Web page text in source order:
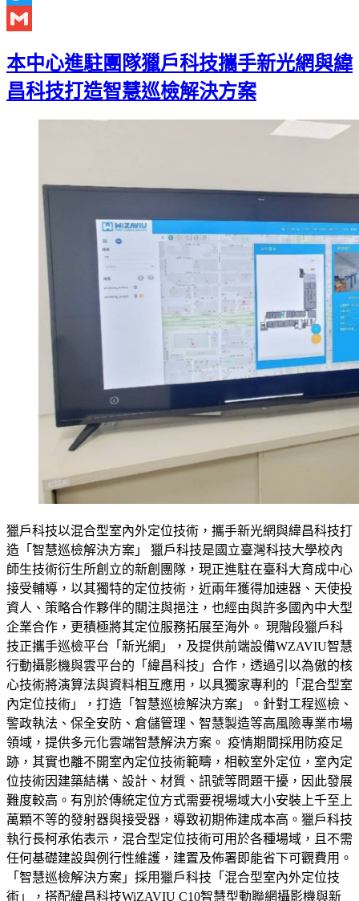
Twitter
本中心進駐團隊獵戶科技攜手新光網與緯
昌科技打造智慧巡檢解決方案
獵戶科技以混合型室內外定位技術，攜手新光網與緯昌科技打
造「智慧巡檢解決方案」 獵戶科技是國立臺灣科技大學校內
師生技術衍生所創立的新創團隊，現正進駐在臺科大育成中心
接受輔導，以其獨特的定位技術，近兩年獲得加速器、天使投
資人、策略合作夥伴的關注與挹注，也經由與許多國內中大型
企業合作，更積極將其定位服務拓展至海外。 現階段獵戶科
技正攜手巡檢平台「新光網」，及提供前端設備WZAVIU智慧
行動攝影機與雲平台的「緯昌科技」合作，透過引以為傲的核
心技術將演算法與資料相互應用，以具獨家專利的「混合型室
內定位技術」，打造「智慧巡檢解決方案」。針對工程巡檢、
警政執法、保全安防、倉儲管理、智慧製造等高風險專業市場
領域，提供多元化雲端智慧解決方案。 疫情期間採用防疫足
跡，其實也離不開室內定位技術範疇，相較室外定位，室內定
位技術因建築結構、設計、材質、訊號等問題干擾，因此發展
難度較高。有別於傳統定位方式需要視場域大小安裝上千至上
萬顆不等的發射器與接受器，導致初期佈建成本高。獵戶科技
執行長柯承佑表示，混合型定位技術可用於各種場域，且不需
任何基礎建設與例行性維護，建置及佈署即能省下可觀費用。
「智慧巡檢解決方案」採用獵戶科技「混合型室內外定位技
術」，搭配緯昌科技WiZAVIU C10智慧型動聯網攝影機與新